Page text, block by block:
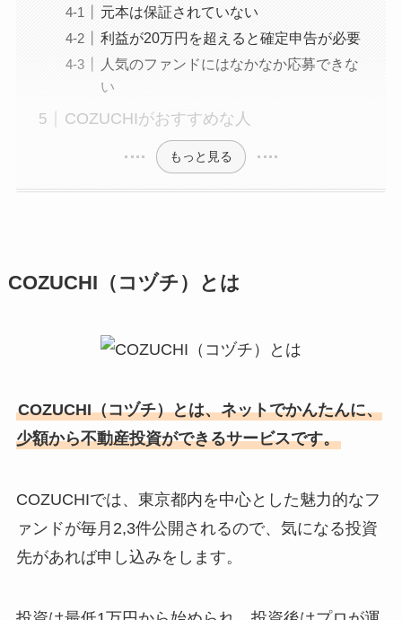
元本は保証されていない
利益が20万円を超えると確定申告が必要
人気のファンドにはなかなか応募できな
い
COZUCHIがおすすめな人
もっと見る
COZUCHI（コヅチ）とは
COZUCHI（コヅチ）とは、ネットでかんたんに、
少額から不動産投資ができるサービスです。
COZUCHIでは、東京都内を中心とした魅力的なフ
ァンドが毎月2,3件公開されるので、気になる投資
先があれば申し込みをします。